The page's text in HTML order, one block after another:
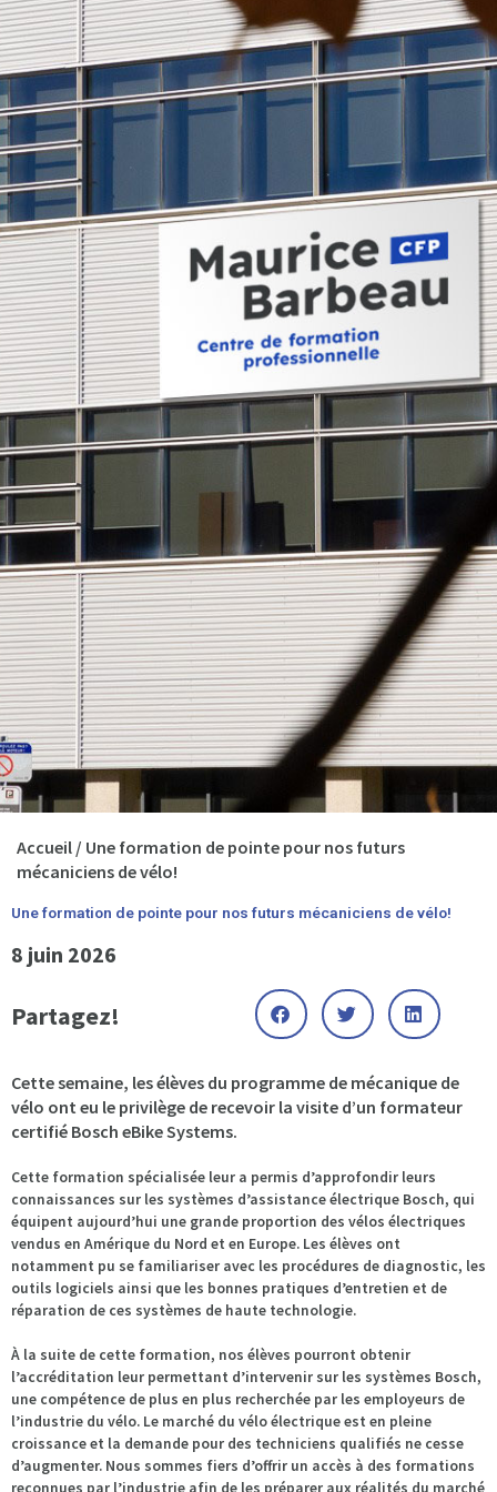
Accueil / Une formation de pointe pour nos futurs
mécaniciens de vélo!
Une formation de pointe pour nos futurs mécaniciens de vélo!
8 juin 2026
Partagez!
Cette semaine, les élèves du programme de mécanique de
vélo ont eu le privilège de recevoir la visite d’un formateur
certifié Bosch eBike Systems.
Cette formation spécialisée leur a permis d’approfondir leurs
connaissances sur les systèmes d’assistance électrique Bosch, qui
équipent aujourd’hui une grande proportion des vélos électriques
vendus en Amérique du Nord et en Europe. Les élèves ont
notamment pu se familiariser avec les procédures de diagnostic, les
outils logiciels ainsi que les bonnes pratiques d’entretien et de
réparation de ces systèmes de haute technologie.
À la suite de cette formation, nos élèves pourront obtenir
l’accréditation leur permettant d’intervenir sur les systèmes Bosch,
une compétence de plus en plus recherchée par les employeurs de
l’industrie du vélo. Le marché du vélo électrique est en pleine
croissance et la demande pour des techniciens qualifiés ne cesse
d’augmenter. Nous sommes fiers d’offrir un accès à des formations
reconnues par l’industrie afin de les préparer aux réalités du marché